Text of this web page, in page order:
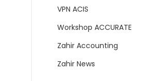
VPN ACIS
Workshop ACCURATE
Zahir Accounting
Zahir News